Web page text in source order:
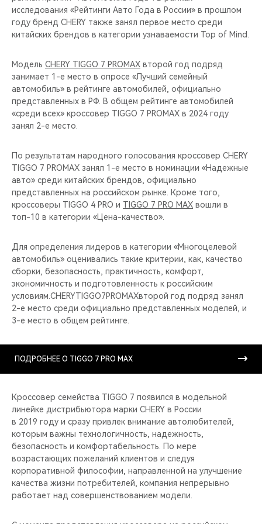
исследования «Рейтинги Авто Года в России» в прошлом
году бренд CHERY также занял первое место среди
китайских брендов в категории узнаваемости Top of Mind.
Модель CHERY TIGGO 7 PROMAX второй год подряд
занимает 1-е место в опросе «Лучший семейный
автомобиль» в рейтинге автомобилей, официально
представленных в РФ. В общем рейтинге автомобилей
«среди всех» кроссовер TIGGO 7 PROMAX в 2024 году
занял 2-е место.
По результатам народного голосования кроссовер CHERY
TIGGO 7 PROMAX занял 1-е место в номинации «Надежные
авто» среди китайских брендов, официально
представленных на российском рынке. Кроме того,
кроссоверы TIGGO 4 PRO и TIGGO 7 PRO MAX вошли в
топ-10 в категории «Цена-качество».
Для определения лидеров в категории «Многоцелевой
автомобиль» оценивались такие критерии, как, качество
сборки, безопасность, практичность, комфорт,
экономичность и подготовленность к российским
условиям.CHERYTIGGO7PROMAXвторой год подряд занял
2-е место среди официально представленных моделей, и
3-е место в общем рейтинге.
ПОДРОБНЕЕ О TIGGO 7 PRO MAX
Кроссовер семейства TIGGO 7 появился в модельной
линейке дистрибьютора марки CHERY в России
в 2019 году и сразу привлек внимание автолюбителей,
которым важны технологичность, надежность,
безопасность и комфортабельность. По мере
возрастающих пожеланий клиентов и следуя
корпоративной философии, направленной на улучшение
качества жизни потребителей, компания непрерывно
работает над совершенствованием модели.